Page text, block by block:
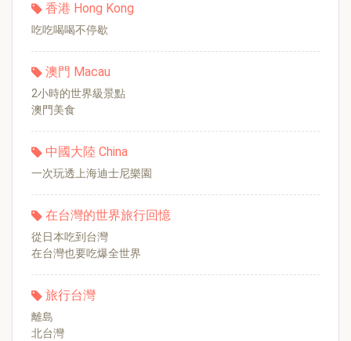
香港 Hong Kong
吃吃喝喝不停歇
澳門 Macau
2小時的世界級景點
澳門美食
中國大陸 China
一次玩透上海迪士尼樂園
在台灣的世界旅行回憶
從日本吃到台灣
在台灣也要吃爆全世界
旅行台灣
離島
北台灣